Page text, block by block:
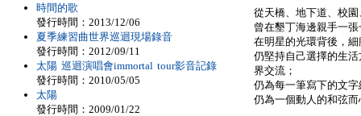
從天橋、地下道、校
曾在墾丁海邊親手一
在明星的光環背後，
仍堅持自己選擇的生
界交流；
仍為每一筆寫下的文
仍為一個動人的和弦
時間的歌
發行時間：2013/12/06
夏季練習曲世界巡迴現場錄音
發行時間：2012/09/11
太陽 巡迴演唱會immortal tour影音記錄
發行時間：2010/05/05
太陽
發行時間：2009/01/22